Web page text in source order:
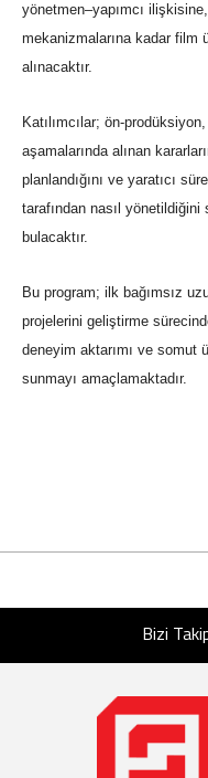
yönetmen–yapımcı
mekanizmalarına kadar film
alınacaktır.
Katılımcılar; ön-
aşamalarında alınan
planlandığını ve yaratıcı
tarafından nasıl
bulacaktır.
Bu program; ilk bağımsız
projelerini geliştirme
deneyim aktarımı ve somut
sunmayı amaçlamaktadır.
Bizi